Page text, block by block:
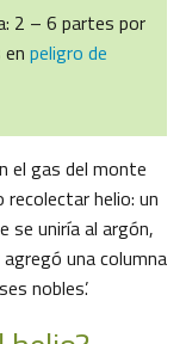
2 – 6 partes por
peligro de
el gas del monte
helio: un
se uniría al argón,
una columna
nobles’.